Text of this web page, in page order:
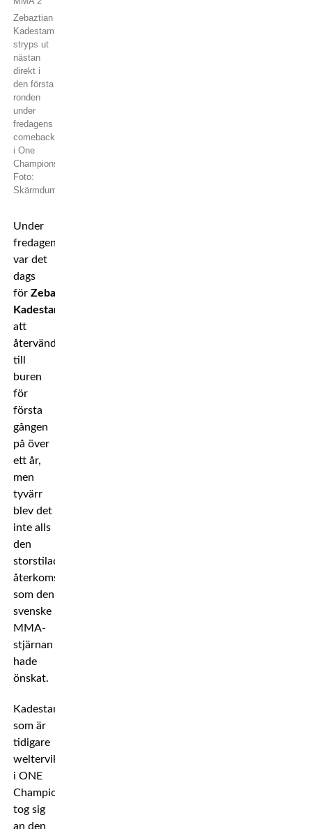
Zebaztian
Kadestam
stryps ut
nästan
direkt i
den första
ronden
under
fredagens
comeback
i One
Championship.
Foto:
Skärmdump
Under
fredagen
var det
dags
för Zebaztian
Kadestam
att
återvända
till
buren
för
första
gången
på över
ett år,
men
tyvärr
blev det
inte alls
den
storstilade
återkomst
som den
svenske
MMA-
stjärnan
hade
önskat.
Kadestam,
som är
tidigare
welterviktsmästare
i ONE
Championship,
tog sig
an den